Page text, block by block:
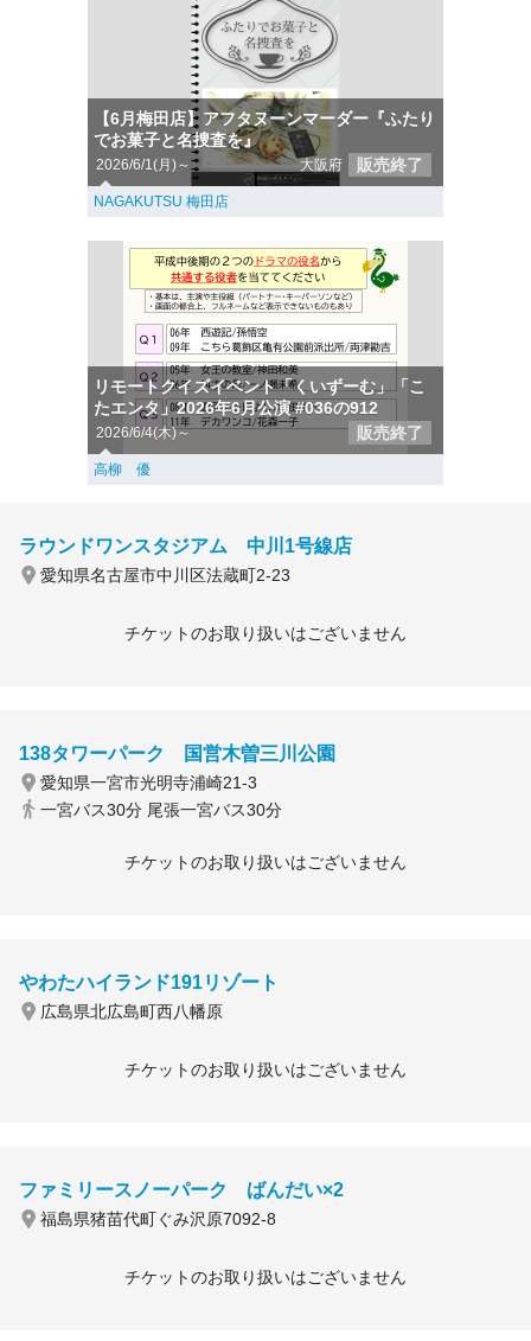
【6月梅田店】アフタヌーンマーダー『ふたり
でお菓子と名捜査を』
2026/6/1(月)～ 大阪府 販売終了
NAGAKUTSU 梅田店
リモートクイズイベント「くいずーむ」「こ
たエンタ」2026年6月公演 #036の912
2026/6/4(木)～ 販売終了
高柳 優
ラウンドワンスタジアム 中川1号線店
愛知県名古屋市中川区法蔵町2-23
チケットのお取り扱いはございません
138タワーパーク 国営木曽三川公園
愛知県一宮市光明寺浦崎21-3
一宮バス30分 尾張一宮バス30分
チケットのお取り扱いはございません
やわたハイランド191リゾート
広島県北広島町西八幡原
チケットのお取り扱いはございません
ファミリースノーパーク ばんだい×2
福島県猪苗代町ぐみ沢原7092-8
チケットのお取り扱いはございません